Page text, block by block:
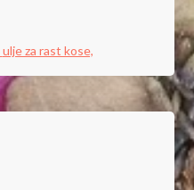
ulje za rast kose,